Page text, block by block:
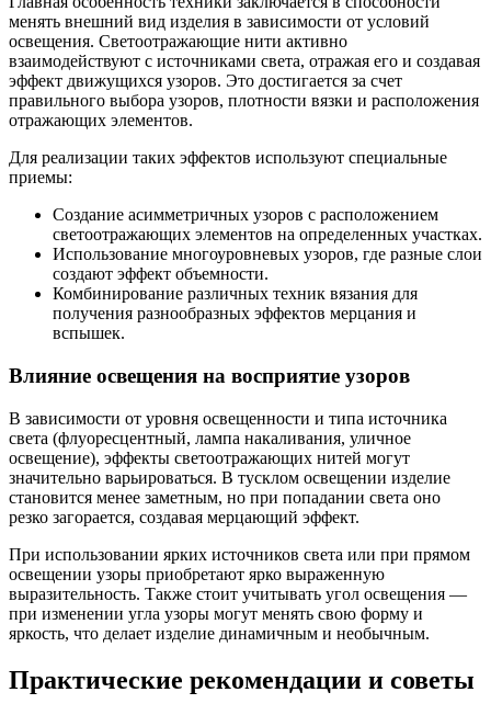
менять внешний вид изделия в зависимости от условий
освещения. Светоотражающие нити активно
взаимодействуют с источниками света, отражая его и создавая
эффект движущихся узоров. Это достигается за счет
правильного выбора узоров, плотности вязки и расположения
отражающих элементов.
Для реализации таких эффектов используют специальные
приемы:
Создание асимметричных узоров с расположением
светоотражающих элементов на определенных участках.
Использование многоуровневых узоров, где разные слои
создают эффект объемности.
Комбинирование различных техник вязания для
получения разнообразных эффектов мерцания и
вспышек.
Влияние освещения на восприятие узоров
В зависимости от уровня освещенности и типа источника
света (флуоресцентный, лампа накаливания, уличное
освещение), эффекты светоотражающих нитей могут
значительно варьироваться. В тусклом освещении изделие
становится менее заметным, но при попадании света оно
резко загорается, создавая мерцающий эффект.
При использовании ярких источников света или при прямом
освещении узоры приобретают ярко выраженную
выразительность. Также стоит учитывать угол освещения —
при изменении угла узоры могут менять свою форму и
яркость, что делает изделие динамичным и необычным.
Практические рекомендации и советы